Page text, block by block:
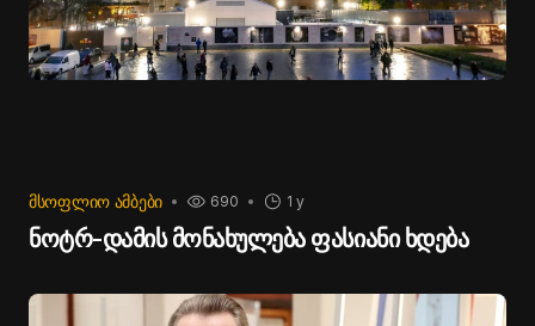
ᲛᲡᲝᲤᲚᲘᲝ ᲐᲛᲑᲔᲑᲘ 1 y
690
ნოტრ-დამის მონახულება ფასიანი ხდება